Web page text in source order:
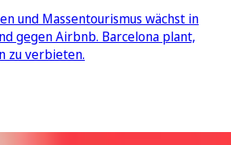
und Massentourismus wächst in
gegen Airbnb. Barcelona plant,
zu verbieten.